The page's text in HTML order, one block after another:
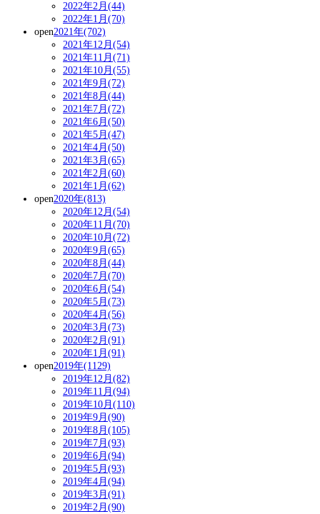
2022年2月(44)
2022年1月(70)
open2021年(702)
2021年12月(54)
2021年11月(71)
2021年10月(55)
2021年9月(72)
2021年8月(44)
2021年7月(72)
2021年6月(50)
2021年5月(47)
2021年4月(50)
2021年3月(65)
2021年2月(60)
2021年1月(62)
open2020年(813)
2020年12月(54)
2020年11月(70)
2020年10月(72)
2020年9月(65)
2020年8月(44)
2020年7月(70)
2020年6月(54)
2020年5月(73)
2020年4月(56)
2020年3月(73)
2020年2月(91)
2020年1月(91)
open2019年(1129)
2019年12月(82)
2019年11月(94)
2019年10月(110)
2019年9月(90)
2019年8月(105)
2019年7月(93)
2019年6月(94)
2019年5月(93)
2019年4月(94)
2019年3月(91)
2019年2月(90)